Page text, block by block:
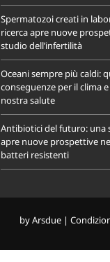
Spermatozoi creati in
ricerca apre nuove
studio dell’infertilità
Oceani sempre più caldi:
conseguenze per il clima
nostra salute
Antibiotici del futuro: una
apre nuove prospettive
batteri resistenti
byArsdue |